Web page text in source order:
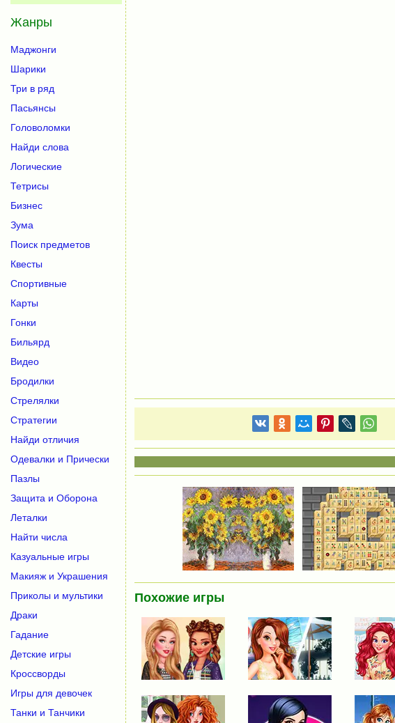
Похожие игры
Жанры
Маджонги
Шарики
Три в ряд
Пасьянсы
Головоломки
Найди слова
Логические
Тетрисы
Бизнес
Зума
Поиск предметов
Квесты
Спортивные
Карты
Гонки
Бильярд
Видео
Бродилки
Стрелялки
Стратегии
Найди отличия
Одевалки и Прически
Пазлы
Защита и Оборона
Леталки
Найти числа
Казуальные игры
Макияж и Украшения
Приколы и мультики
Драки
Гадание
Детские игры
Кроссворды
Игры для девочек
Танки и Танчики